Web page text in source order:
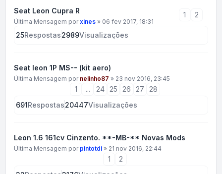
Seat Leon Cupra R
Última Mensagem porxines » 06 fev 2017, 18:31
1 2
25Respostas2989Visualizações
Seat leon 1P MS-- (kit aero)
Última Mensagem por nelinho87 » 23 nov 2016, 23:45
1 ... 24 25 26 27
28
691Respostas20447Visualizações
Leon 1.6 161cv Cinzento. **-MB-** Novas Mods
Última Mensagem por pintotdi » 21 nov 2016, 22:44
1
2